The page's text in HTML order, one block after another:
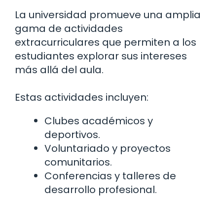
La universidad promueve una amplia
gama de actividades
extracurriculares que permiten a los
estudiantes explorar sus intereses
más allá del aula.
Estas actividades incluyen:
Clubes académicos y
deportivos.
Voluntariado y proyectos
comunitarios.
Conferencias y talleres de
desarrollo profesional.